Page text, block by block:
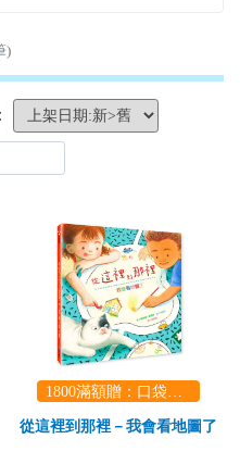
)
1800滿額贈：口袋玩具一份（隨機出貨） (summer read)
從這裡到那裡－我會看地圖了